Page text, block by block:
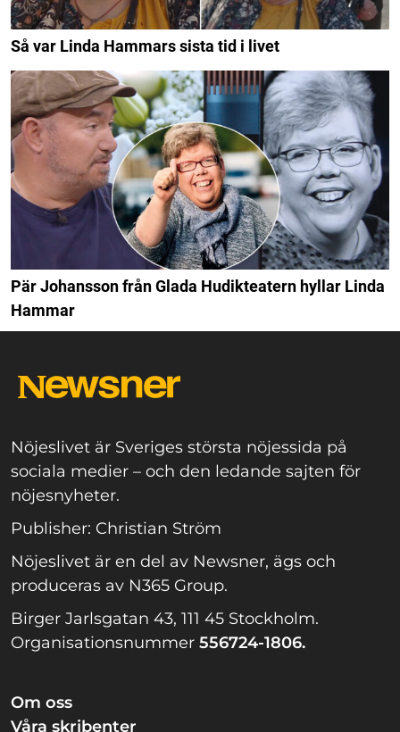
Så var Linda Hammars sista tid i livet
Pär Johansson från Glada Hudikteatern hyllar Linda
Hammar
Nöjeslivet är Sveriges största nöjessida på
sociala medier – och den ledande sajten för
nöjesnyheter.
Publisher: Christian Ström
Nöjeslivet är en del av Newsner, ägs och
produceras av N365 Group.
Birger Jarlsgatan 43, 111 45 Stockholm.
Organisationsnummer 556724-1806.
Om oss
Våra skribenter